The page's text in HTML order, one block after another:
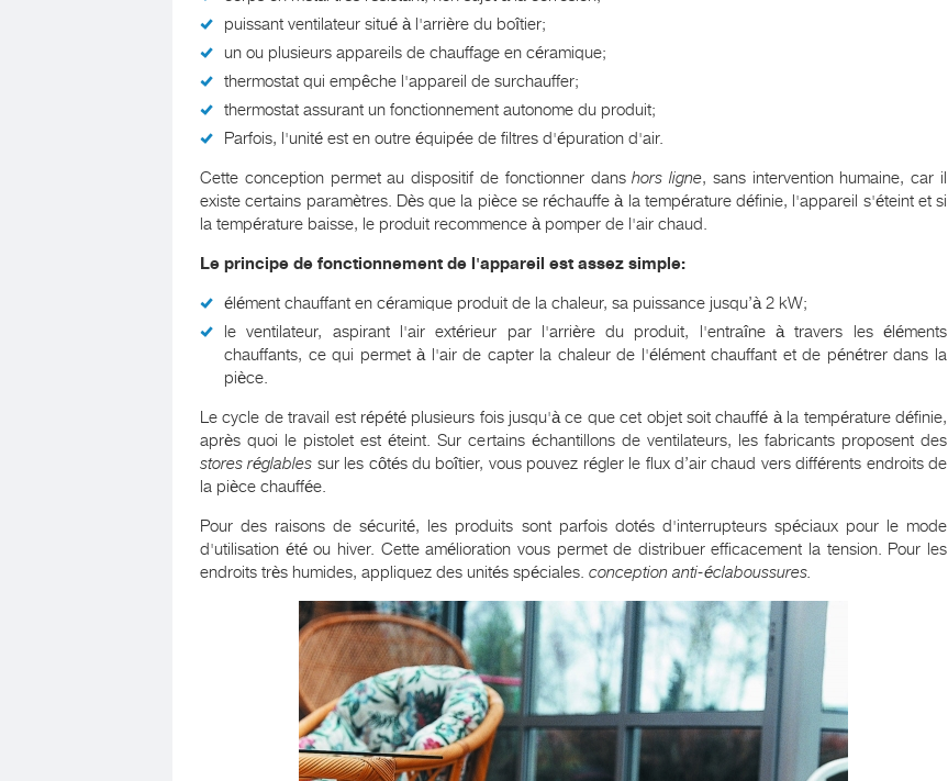
puissant ventilateur situé à l'arrière du boîtier;
un ou plusieurs appareils de chauffage en céramique;
thermostat qui empêche l'appareil de surchauffer;
thermostat assurant un fonctionnement autonome du produit;
Parfois, l'unité est en outre équipée de filtres d'épuration d'air.
Cette conception permet au dispositif de fonctionner danshors ligne, sans intervention humaine, car il
existe certains paramètres. Dès que la pièce se réchauffe à la température définie, l'appareil s'éteint et si
la température baisse, le produit recommence à pomper de l'air chaud.
Le principe de fonctionnement de l'appareil est assez simple:
élément chauffant en céramique produit de la chaleur, sa puissance jusqu’à 2 kW;
le ventilateur, aspirant l'air extérieur par l'arrière du produit, l'entraîne à travers les éléments
chauffants, ce qui permet à l'air de capter la chaleur de l'élément chauffant et de pénétrer dans la
pièce.
Le cycle de travail est répété plusieurs fois jusqu'à ce que cet objet soit chauffé à la température définie,
après quoi le pistolet est éteint. Sur certains échantillons de ventilateurs, les fabricants proposent des
stores réglables sur les côtés du boîtier, vous pouvez régler le flux d’air chaud vers différents endroits de
la pièce chauffée.
Pour des raisons de sécurité, les produits sont parfois dotés d'interrupteurs spéciaux pour le mode
d'utilisation été ou hiver. Cette amélioration vous permet de distribuer efficacement la tension. Pour les
endroits très humides, appliquez des unités spéciales. conception anti-éclaboussures.